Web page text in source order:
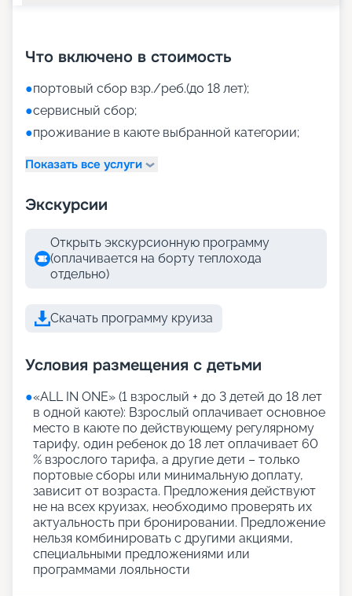
Что включено в стоимость
●портовый сбор взр./реб.(до 18 лет);
●сервисный сбор;
●проживание в каюте выбранной категории;
Показать все услуги
Экскурсии
Открыть экскурсионную программу
(оплачивается на борту теплохода
отдельно)
Скачать программу круиза
Условия размещения с детьми
●«АLL IN ONE» (1 взрослый + до 3 детей до 18 лет
в одной каюте): Взрослый оплачивает основное
место в каюте по действующему регулярному
тарифу, один ребенок до 18 лет оплачивает 60
% взрослого тарифа, а другие дети – только
портовые сборы или минимальную доплату,
зависит от возраста. Предложения действуют
не на всех круизах, необходимо проверять их
актуальность при бронировании. Предложение
нельзя комбинировать с другими акциями,
специальными предложениями или
программами лояльности